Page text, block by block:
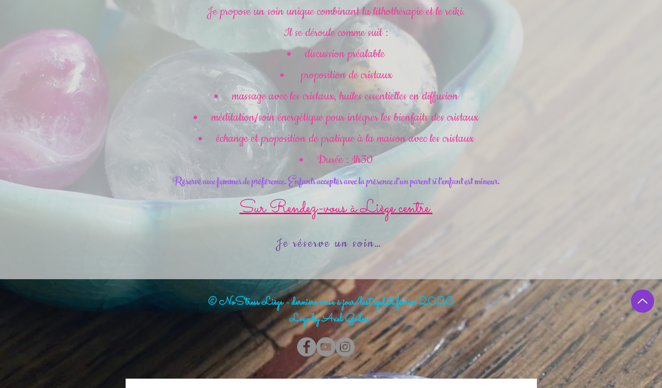
Je propose un soin unique combinant la lithothérapie et le reiki.
Il se déroule comme suit :
discussion préalable
proposition de cristaux
massage avec les cristaux, huiles essentielles en diffusion
méditation/soin énergétique pour intégrer les bienfaits des cristaux
échange et proposition de pratique à la maison avec les cristaux
Durée : 1h30
Réservé aux femmes de préférence. Enfants acceptés avec la présence d'un parent si l'enfant est mineur.
Sur Rendez-vous à Liège centre.
Je réserve un soin >
© NoStress Liège - dernière mise à jour/last update février 2026
Logo by Axel Godar.